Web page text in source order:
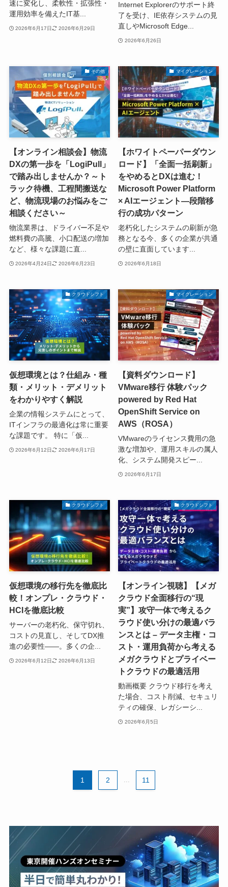
速に変化し、柔軟性・拡張性・
運用効率を備えたIT基...
2026年6月17日 2026年6月29日
Internet Explorerのサポート終
了を受け、IE依存システムの見
直しやMicrosoft Edge...
2026年6月26日
その他
【オンライン相談会】物流
DXの第一歩を「LogiPull」
で踏み出しませんか？～ト
ラック待機、工程間搬送な
ど、物流現場のお悩みをご
相談ください～
物流業界は、ドライバー不足や
燃料費の高騰、小口配送の増加
など、様々な課題に直...
2026年4月24日 2026年6月23日
マイグレーション
【ホワイトペーパーダウン
ロード】「全面一括刷新」
をやめるとDXは進む！
Microsoft Power Platform
× AIエージェント―段階移
行の成功パターン
老朽化したシステムの刷新が急
務となる今、多くの企業が共通
の壁に直面しています...
2026年6月18日
クラウドシフト
仮想環境とは？仕組み・種
類・メリット・デメリット
をわかりやすく解説
企業の情報システムにとって、
ITインフラの最適化は常に重要
な課題です。 特に「仮...
2026年6月12日 2026年6月17日
マイグレーション
【資料ダウンロード】
VMware移行 体験パック
powered by Red Hat
OpenShift Service on
AWS（ROSA）
VMwareのライセンス費用の急
激な増加や、運用スキルの属人
化、システム開発スピー...
2026年6月17日
クラウドシフト
仮想環境の移行先を徹底比
較！オンプレ・クラウド・
HCIを徹底比較
サーバーの老朽化、保守切れ、
コストの見直し、そしてDX推
進の必要性――。多くの企...
2026年6月12日 2026年6月13日
クラウドシフト
【オンライン視聴】【メガ
クラウド全面移行の“現
実”】攻守一体で考えるク
ラウド使い分けの最適バラ
ンスとは – データ主権・コ
スト・運用負荷から考える
メガクラウドとプライベー
トクラウドの最適活用
動画概要 クラウド移行を考え
た場合、コスト削減、セキュリ
ティの確保、レガシーシ...
2026年6月5日
1 2 ... 11